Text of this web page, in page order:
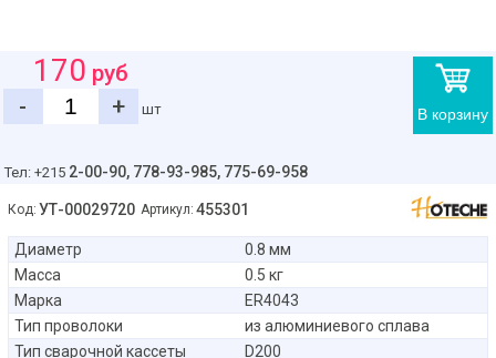
В корзину
170 руб
-
+ шт
Тел: +215 2-00-90, 778-93-985, 775-69-958
Код: УТ-00029720 Артикул: 455301
Диаметр
0.8 мм
Масса
0.5 кг
Марка
ER4043
Тип проволоки
из алюминиевого сплава
Тип сварочной кассеты
D200